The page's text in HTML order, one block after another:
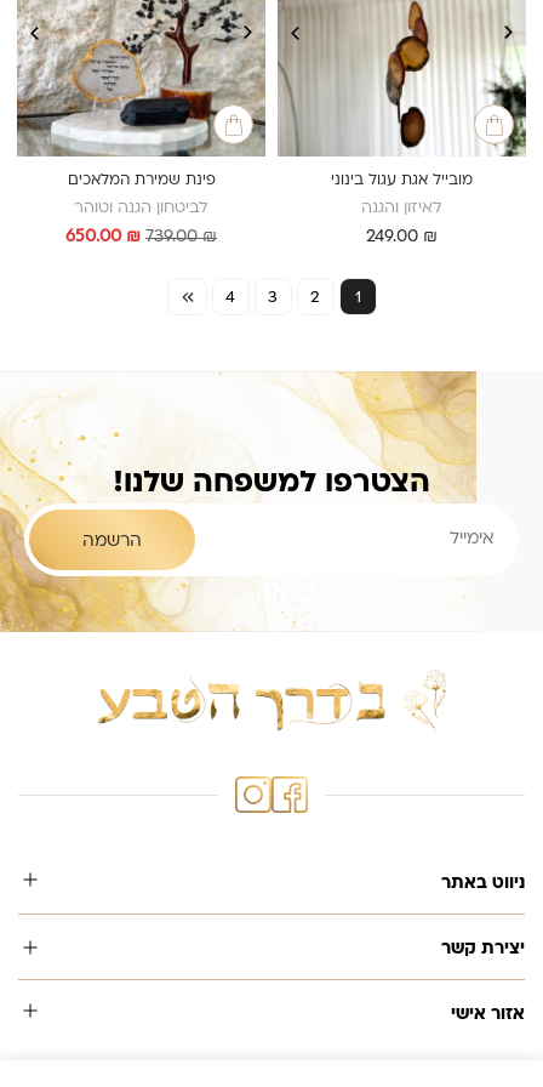
מובייל אגת עגול בינוני
לאיזון והגנה
249.00 ₪
פינת שמירת המלאכים
לביטחון הגנה וטוהר
739.00₪
המחיר
650.00 ₪
המחיר
1
2
3
4
הצטרפו למשפחה שלנו!
ניווט באתר
יצירת קשר
אזור אישי